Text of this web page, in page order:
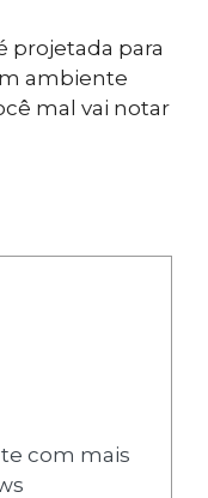
projetada para
ambiente
mal vai notar
com mais